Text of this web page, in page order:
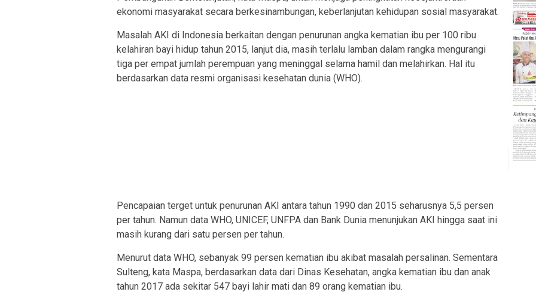
ekonomi masyarakat secara berkesinambungan, keberlanjutan kehidupan sosial masyarakat.
Masalah AKI di Indonesia berkaitan dengan penurunan angka kematian ibu per 100 ribu
kelahiran bayi hidup tahun 2015, lanjut dia, masih terlalu lamban dalam rangka mengurangi
tiga per empat jumlah perempuan yang meninggal selama hamil dan melahirkan. Hal itu
berdasarkan data resmi organisasi kesehatan dunia (WHO).
Pencapaian terget untuk penurunan AKI antara tahun 1990 dan 2015 seharusnya 5,5 persen
per tahun. Namun data WHO, UNICEF, UNFPA dan Bank Dunia menunjukan AKI hingga saat ini
masih kurang dari satu persen per tahun.
Menurut data WHO, sebanyak 99 persen kematian ibu akibat masalah persalinan. Sementara
Sulteng, kata Maspa, berdasarkan data dari Dinas Kesehatan, angka kematian ibu dan anak
tahun 2017 ada sekitar 547 bayi lahir mati dan 89 orang kematian ibu.